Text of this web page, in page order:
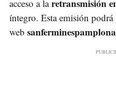
acceso a laretransmisión
íntegro. Esta emisión podrá
web